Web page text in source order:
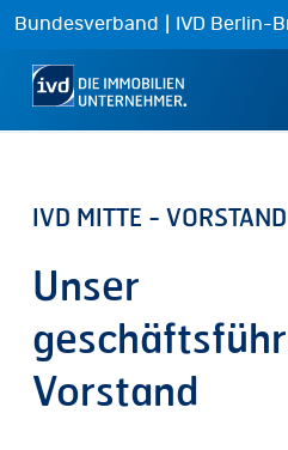
Skip
main
Bundesverband | IVD Berlin-
IVD MITTE - VORSTAND
Unser
Vorstand